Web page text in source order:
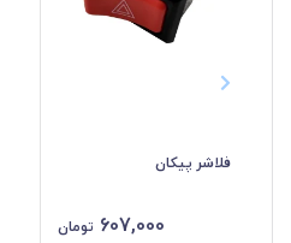
فلاشر پیکان
607,000 تومان